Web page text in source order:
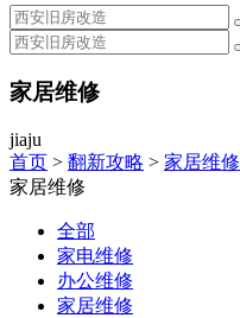
家居维修
jiaju
首页 > 翻新攻略 > 家居维修
家居维修
全部
家电维修
办公维修
家居维修